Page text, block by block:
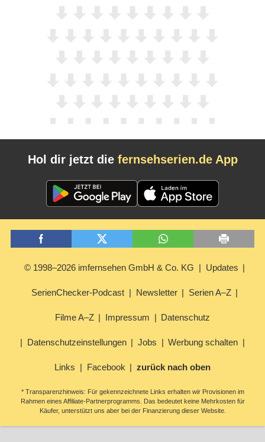
Hol dir jetzt die fernsehserien.de App
© 1998–2026 imfernsehen GmbH & Co. KG Updates
SerienChecker-Podcast Newsletter Serien A–Z
Filme A–Z Impressum Datenschutz
Datenschutzeinstellungen Jobs Werbung schalten
Links Facebook zurück nach oben
* Transparenzhinweis: Für gekennzeichnete Links erhalten wir Provisionen im
Rahmen eines Affiliate-Partnerprogramms. Das bedeutet keine Mehrkosten für
Käufer, unterstützt uns aber bei der Finanzierung dieser Website.